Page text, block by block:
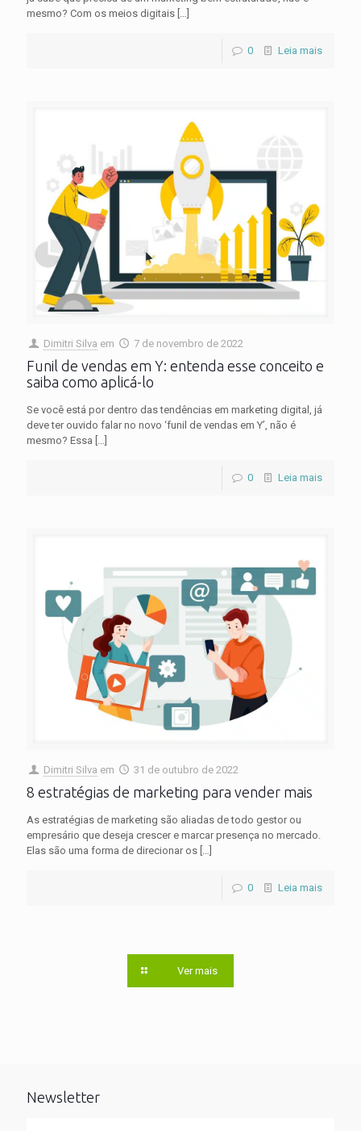
mesmo? Com os meios digitais […]
0 Leia mais
Dimitri Silva em 7 de novembro de 2022
Funil de vendas em Y: entenda esse conceito e
saiba como aplicá-lo
Se você está por dentro das tendências em marketing digital, já
deve ter ouvido falar no novo ‘funil de vendas em Y’, não é
mesmo? Essa
0 Leia mais
Dimitri Silva em 31 de outubro de 2022
8 estratégias de marketing para vender mais
As estratégias de marketing são aliadas de todo gestor ou
empresário que deseja crescer e marcar presença no mercado.
Elas são uma forma de direcionar os […]
0 Leia mais
Ver mais
Newsletter